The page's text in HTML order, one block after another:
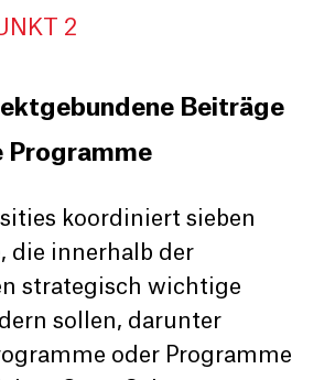
2
Beiträge
Programme
koordiniert sieben
die innerhalb der
strategisch wichtige
sollen, darunter
oder Programme